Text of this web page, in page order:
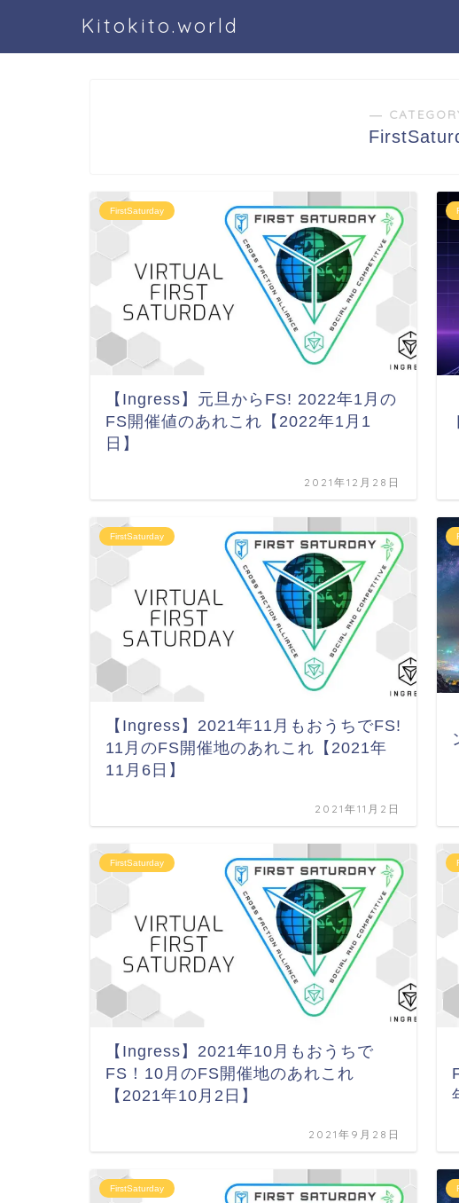
Kitokito.world
―
FirstSaturday
【Ingress】元旦からFS! 2022年1月の
FS開催値のあれこれ【2022年1月1
日】
2021年12月28日
FirstSaturday
【Ingress】2021年11月もおうちでFS!
11月のFS開催地のあれこれ【2021年
11月6日】
2021年11月2日
FirstSaturday
【Ingress】2021年10月もおうちで
FS！10月のFS開催地のあれこれ
【2021年10月2日】
2021年9月28日
FirstSaturday